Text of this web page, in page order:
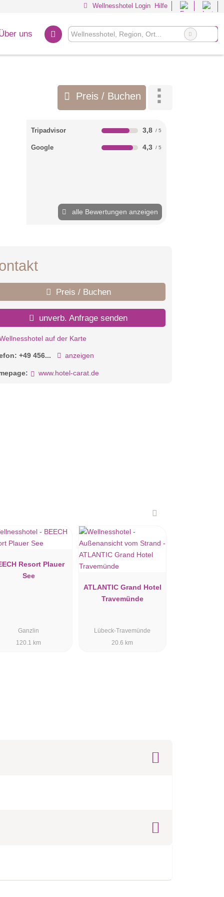
Wellnesshotel Login Hilfe
uns
Preis / Buchen
Tripadvisor 3,8
Google 4,3
alle Bewertungen anzeigen
Preis / Buchen
unverb. Anfrage senden
auf der Karte
+49 456... anzeigen
www.hotel-carat.de
Resort Plauer
See
Ganzlin
120.1 km
ATLANTIC Grand Hotel
Travemünde
Lübeck-Travemünde
20.6 km